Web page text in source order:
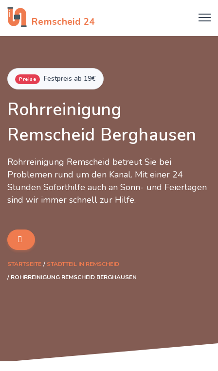
Remscheid 24
Preise Festpreis ab 19€
Rohrreinigung
Remscheid Berghausen
Rohrreinigung Remscheid betreut Sie bei
Problemen rund um den Kanal. Mit einer 24
Stunden Soforthilfe auch an Sonn- und Feiertagen
sind wir immer schnell zur Hilfe.
STARTSEITE
STADTTEIL IN REMSCHEID
ROHRREINIGUNG REMSCHEID BERGHAUSEN